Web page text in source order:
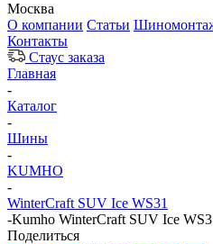
Москва
О компании Статьи
Контакты
Стаус заказа
Главная
-
Каталог
-
Шины
-
KUMHO
-
WinterCraft SUV Ice WS31
-Kumho WinterCraft SUV Ice
Поделиться